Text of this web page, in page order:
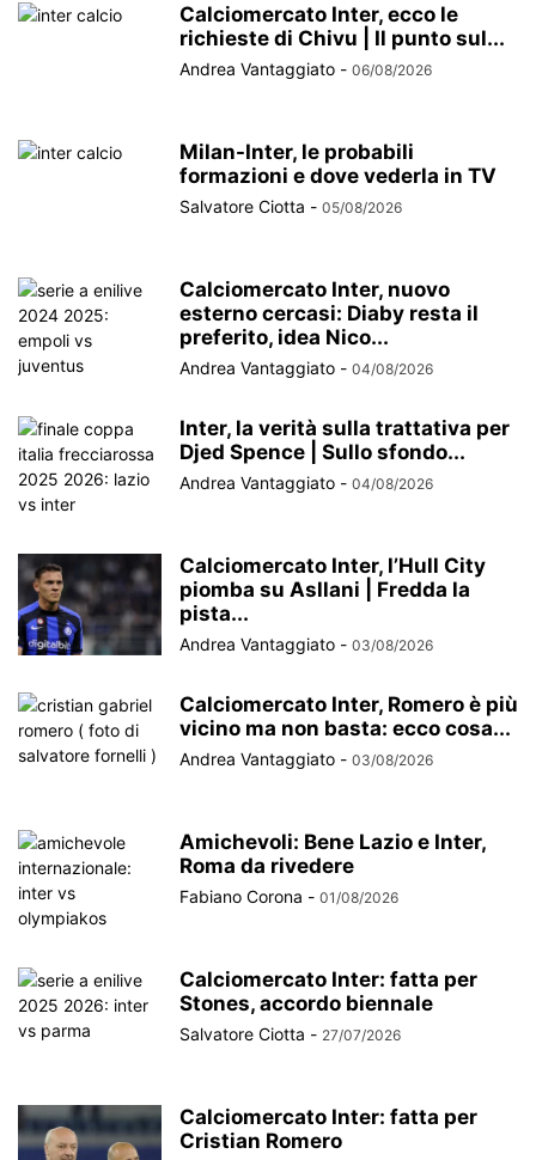
Calciomercato Inter, ecco le
richieste di Chivu | Il punto sul...
Andrea Vantaggiato - 06/08/2026
Milan-Inter, le probabili
formazioni e dove vederla in TV
Salvatore Ciotta - 05/08/2026
Calciomercato Inter, nuovo
esterno cercasi: Diaby resta il
preferito, idea Nico...
Andrea Vantaggiato - 04/08/2026
Inter, la verità sulla trattativa per
Djed Spence | Sullo sfondo...
Andrea Vantaggiato - 04/08/2026
Calciomercato Inter, l’Hull City
piomba su Asllani | Fredda la
pista...
Andrea Vantaggiato - 03/08/2026
Calciomercato Inter, Romero è più
vicino ma non basta: ecco cosa...
Andrea Vantaggiato - 03/08/2026
Amichevoli: Bene Lazio e Inter,
Roma da rivedere
Fabiano Corona - 01/08/2026
Calciomercato Inter: fatta per
Stones, accordo biennale
Salvatore Ciotta - 27/07/2026
Calciomercato Inter: fatta per
Cristian Romero